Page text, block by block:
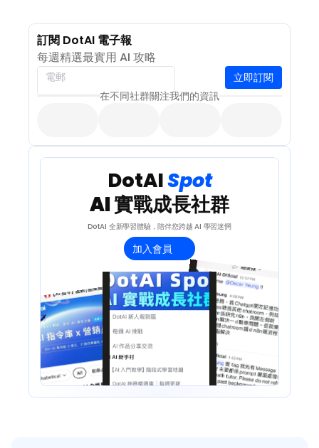
訂閱 DotAI 電子報
每週精選最實用 AI 攻略
電郵 立即訂閱
在不同社群關注我們的資訊
DotAI Spot
AI 實戰成長社群
DotAI 全新學習體驗，陪伴您跨越 AI 學習迷惘
加入會員